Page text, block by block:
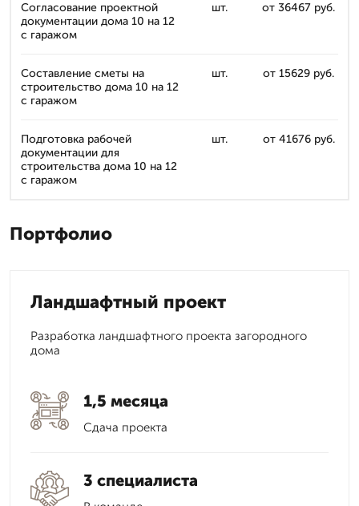
Согласование проектной
документации дома 10 на 12
с гаражом
шт. от 36467 руб.
Составление сметы на
строительство дома 10 на 12
с гаражом
шт. от 15629 руб.
Подготовка рабочей
документации для
строительства дома 10 на 12
с гаражом
шт. от 41676 руб.
Портфолио
Ландшафтный проект
Разработка ландшафтного проекта загородного
дома
1,5 месяца
Сдача проекта
3 специалиста